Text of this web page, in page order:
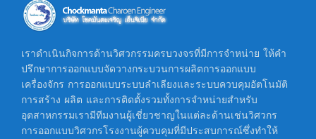
เราดำเนินกิจการด้านวิศวกรรมครบวงจรที่มีการจำหน่าย ให้คำ
ปรึกษาการออกแบบจัดวางกระบวนการผลิตการออกแบบ
เครื่องจักร การออกแบบระบบลำเลียงและระบบควบคุมอัตโนมัติ
การสร้าง ผลิต และการติดตั้งรวมทั้งการจำหน่ายสำหรับ
อุตสาหกรรมเรามีทีมงานผู้เชี่ยวชาญในแต่ละด้านเช่นวิศวกร
การออกแบบวิศวกรโรงงานผู้ควบคุมที่มีประสบการณ์ซึ่งทำให้